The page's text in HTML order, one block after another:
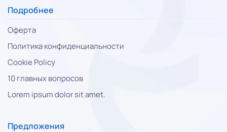
Подробнее
Оферта
Политика конфиденциальности
Cookie Policy
10 главных вопросов
Lorem ipsum dolor sit amet.
Предложения